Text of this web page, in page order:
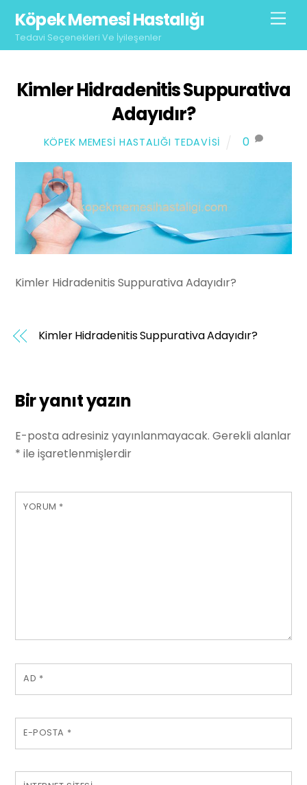
content
Köpek Memesi Hastalığı
Tedavi Seçenekleri Ve İyileşenler
Kimler Hidradenitis Suppurativa
Adayıdır?
KÖPEK MEMESI HASTALIĞI TEDAVISI 0
Kimler Hidradenitis Suppurativa Adayıdır?
Kimler Hidradenitis Suppurativa Adayıdır?
Bir yanıt yazın
E-posta adresiniz yayınlanmayacak. Gerekli alanlar
* ile işaretlenmişlerdir
YORUM *
AD *
E-POSTA *